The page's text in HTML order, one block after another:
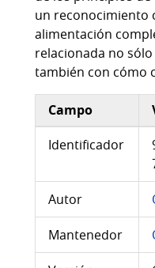
un reconocimiento
alimentación
relacionada no
también con cómo
Campo
Identificador
Autor
Mantenedor